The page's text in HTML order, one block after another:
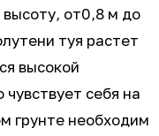
от0,8 м до
туя растет
высокой
себя на
грунте необходим